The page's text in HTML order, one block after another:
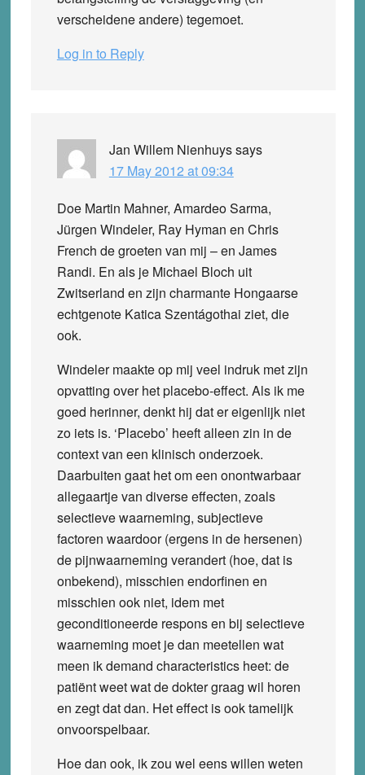
verscheidene andere) tegemoet.
Log in to Reply
Jan Willem Nienhuyssays
17 May 2012 at 09:34
Doe Martin Mahner, Amardeo Sarma,
Jürgen Windeler, Ray Hyman en Chris
French de groeten van mij – en James
Randi. En als je Michael Bloch uit
Zwitserland en zijn charmante Hongaarse
echtgenote Katica Szentágothai ziet, die
ook.
Windeler maakte op mij veel indruk met zijn
opvatting over het placebo-effect. Als ik me
goed herinner, denkt hij dat er eigenlijk niet
zo iets is. ‘Placebo’ heeft alleen zin in de
context van een klinisch onderzoek.
Daarbuiten gaat het om een onontwarbaar
allegaartje van diverse effecten, zoals
selectieve waarneming, subjectieve
factoren waardoor (ergens in de hersenen)
de pijnwaarneming verandert (hoe, dat is
onbekend), misschien endorfinen en
misschien ook niet, idem met
geconditioneerde respons en bij selectieve
waarneming moet je dan meetellen wat
meen ik demand characteristics heet: de
patiënt weet wat de dokter graag wil horen
en zegt dat dan. Het effect is ook tamelijk
onvoorspelbaar.
Hoe dan ook, ik zou wel eens willen weten